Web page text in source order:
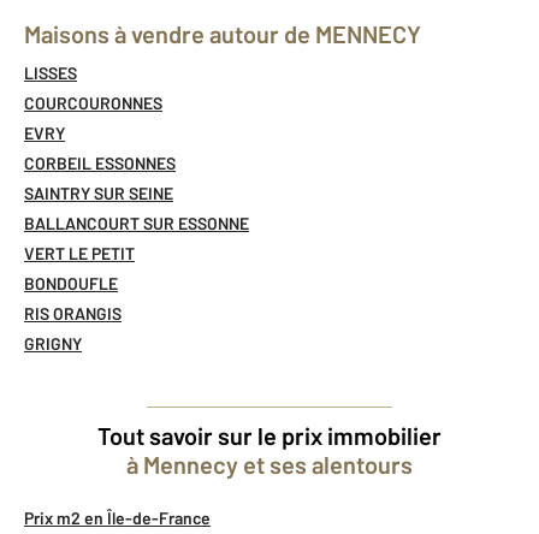
Maisons à vendre autour de MENNECY
LISSES
COURCOURONNES
EVRY
CORBEIL ESSONNES
SAINTRY SUR SEINE
BALLANCOURT SUR ESSONNE
VERT LE PETIT
BONDOUFLE
RIS ORANGIS
GRIGNY
Tout savoir sur le prix immobilier
à Mennecy et ses alentours
Prix m2 en Île-de-France